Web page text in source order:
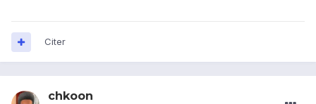
Citer
chkoon